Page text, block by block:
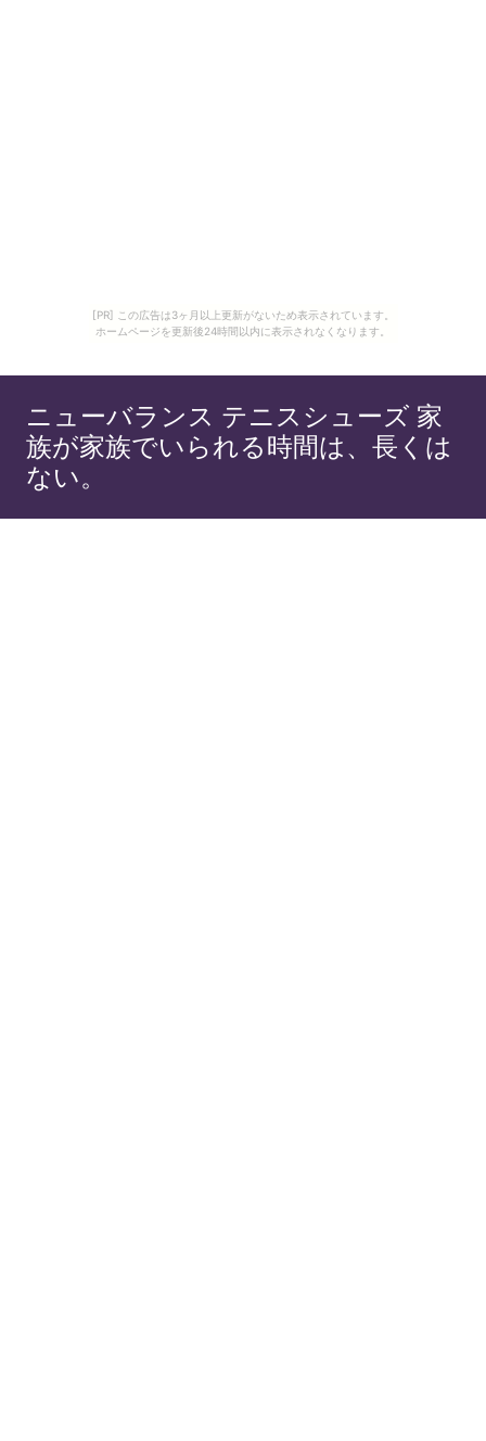
[PR] この広告は3ヶ月以上更新がないため表示されています。
ホームページを更新後24時間以内に表示されなくなります。
ニューバランス テニスシューズ 家
族が家族でいられる時間は、長くは
ない。